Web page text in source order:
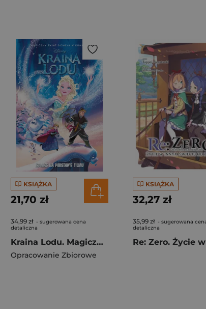
KSIĄŻKA
21,70 zł
34,99 zł - sugerowana cena
detaliczna
Kraina Lodu. Magiczny świat Disneya w komiksie
Opracowanie Zbiorowe
KSIĄŻKA
32,27 zł
35,99 zł - sugerowana
detaliczna